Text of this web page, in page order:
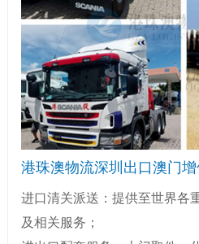
港珠澳物流深圳出口澳门增
进口清关派送：提供至世界各
及相关服务；